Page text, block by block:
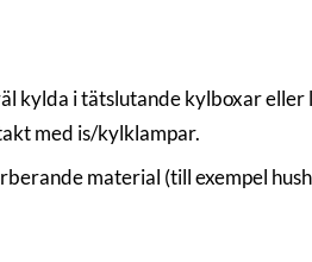
kylda i tätslutande kylboxar eller
med is/kylklampar.
material (till exempel